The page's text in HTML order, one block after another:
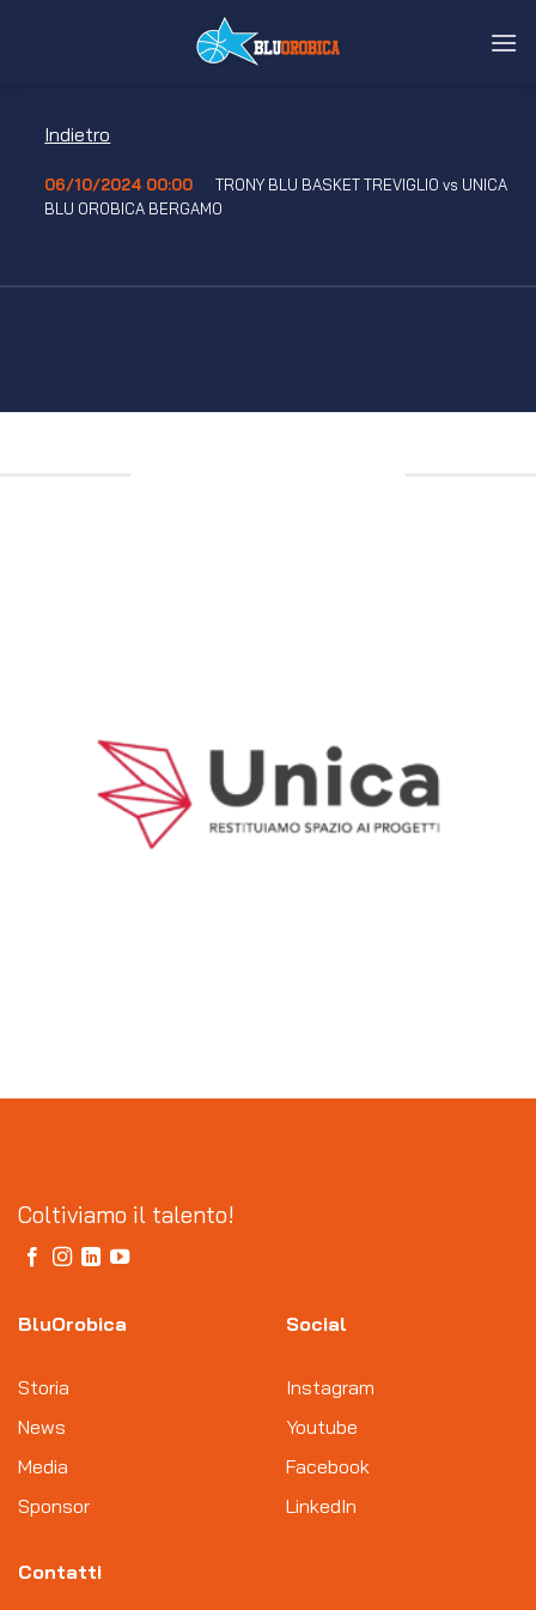
Indietro
06/10/2024 00:00
TRONY BLU BASKET TREVIGLIO vs UNICA
BLU OROBICA BERGAMO
Coltiviamo il talento!
BluOrobica
Storia
News
Media
Sponsor
Social
Instagram
Youtube
Facebook
LinkedIn
Contatti